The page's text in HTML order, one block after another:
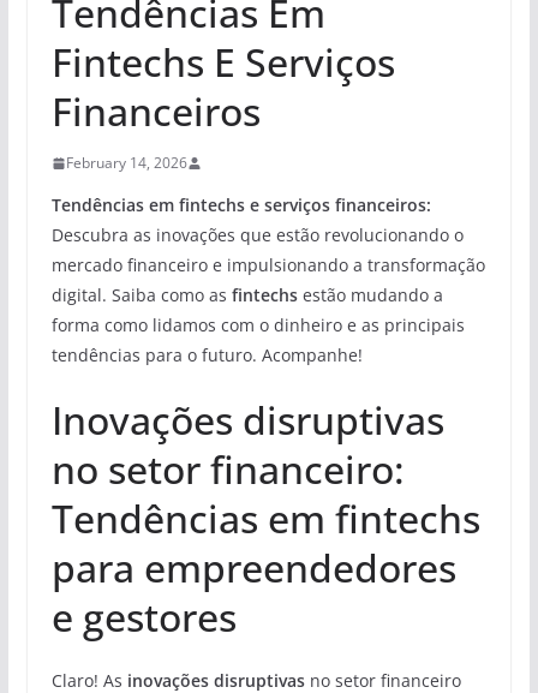
Tendências Em
Fintechs E Serviços
Financeiros
February 14, 2026
Tendências em fintechs e serviços financeiros:
Descubra as inovações que estão revolucionando o
mercado financeiro e impulsionando a transformação
digital. Saiba como as fintechsestão mudando a
forma como lidamos com o dinheiro e as principais
tendências para o futuro. Acompanhe!
Inovações disruptivas
no setor financeiro:
Tendências em fintechs
para empreendedores
e gestores
Claro! As inovações disruptivasno setor financeiro